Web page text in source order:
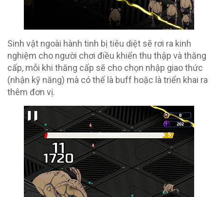
Sinh vật ngoài hành tinh bị tiêu diệt sẽ rơi ra kinh
nghiệm cho người chơi điều khiển thu thập và thăng
cấp, mỗi khi thăng cấp sẽ cho chọn nhập giao thức
(nhận kỹ năng) mà có thể là buff hoặc là triển khai ra
thêm đơn vị.